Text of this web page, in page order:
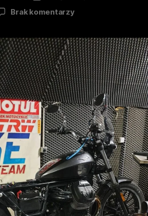
Brak komentarzy